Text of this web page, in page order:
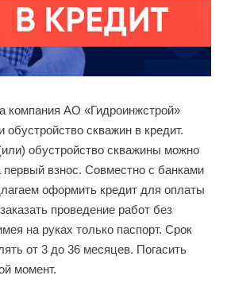
компания АО «Гидроинжстрой»
обустройство скважин в кредит.
обустройство скважины можно
первый взнос. Совместно с банками
оформить кредит для оплаты
проведение работ без
на руках только паспорт. Срок
от 3 до 36 месяцев. Погасить
момент.